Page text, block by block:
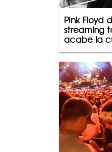
Pink Floyd
streaming
acabe la